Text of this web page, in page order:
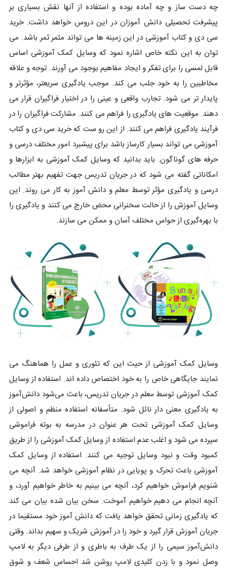
چه دست ساز و چه آماده بوده و استفاده از آنها نقش بسیاری بر
پیشرفت تحصیلی دانش آموزان در این دروس خواهد داشت. خرید
سی دی و کتاب آموزشی در این زمینه ها می تواند مثمر ثمر باشد. می
توان به این نکته خاص اشاره نمود که وسایل کمک آموزشی اساس
قابل لمسی را برای تفکر و ایجاد مفاهیم بوجود می آورند. توجه و علاقه
مخاطبین را به خود جلب می کند. موجب یادگیری سریعتر، مؤثرتر و
پایدار تر می شود. تجارب واقعی و عینی را در اختیار فراگیران قرار می
دهند. موقعیت های یادگیری را فراهم می کنند. مشارکت فراگیران را در
فرآیند یادگیری فراهم می کنند. از این رو ست که خرید سی دی و کتاب
آموزشی می تواند بسیار کارساز باشد برای پیشبرد امور مختلف درسی و
حرفه های گوناگون. باید بدانید که وسایل کمک آموزشی به ابزارها و
امکاناتی گفته می شود که در جریان تدریس جهت تفهیم بهتر مطالب
درسی و یادگیری مؤثر توسط معلم و دانش آموز به کار می ‌روند. این
وسایل آموزش را از حالت سخنرانی محض خارج می‌ کنند و یادگیری را
با بهره‌گیری از حواس مختلف آسان و ممکن می ‌سازند.
وسایل کمک آموزشی از حیث این که تئوری و عمل را هماهنگ می
نمایند جایگاهی خاص را به خود اختصاص داده اند. استفاده از وسایل
کمک آموزشی توسط معلم در جریان تدریس، باعث می‌شود دانش‌آموز
به یادگیری معنی‌ دار نائل شود. متأسفانه استفاده منظم و اصولی از
وسایل کمک آموزشی تحت هر عنوان در مدرسه به بوته فراموشی
سپرده می ‌شود و اغلب عدم استفاده از وسایل کمک آموزشی را از طریق
کمبود وقت و نبود وسایل توجیه می ‌کنند. استفاده از وسایل کمک
آموزشی باعث تحرک و پویایی در نظام آموزشی خواهد شد. آنچه می
‌شنویم فراموش خواهیم کرد، آنچه می ‌بینیم به خاطر خواهیم آورد، و
آنچه انجام می‌ دهیم خواهیم آموخت. سخن بیان شده بیان می کند
که یادگیری زمانی تحقق خواهد یافت که دانش آموز خود مستقیما در
جریان آموزش قرار گیرد و خود را در آموزش شریک و سهیم بداند. وقتی
دانش‌آموز سیمی را از یک طرف به باطری و از طرفی دیگر به لامپ
وصل نمود و با زدن کلیدی لامپ روشن شد احساس شعف و شوق